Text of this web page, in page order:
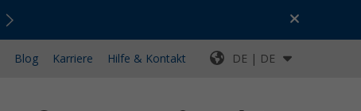
Top-Deals für dein Abenteuer!
Blog Karriere Hilfe & Kontakt DE | DE